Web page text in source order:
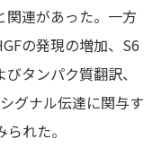
関連があった。一方
の発現の増加、S6
タンパク質翻訳、
グナル伝達に関与す
れた。